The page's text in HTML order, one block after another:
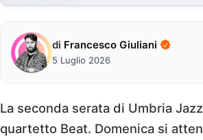
di Francesco Giuliani
5 Luglio 2026
La seconda serata di Umbria
quartetto Beat. Domenica si